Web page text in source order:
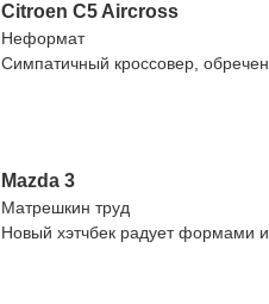
Citroen C5 Aircross
Неформат
Симпатичный кроссовер,
Mazda 3
Матрешкин труд
Новый хэтчбек радует формами